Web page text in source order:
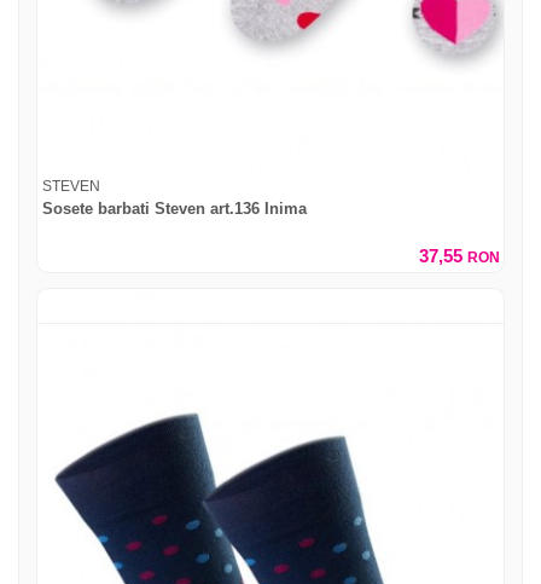
STEVEN
Sosete barbati Steven art.136 Inima
37,55 RON